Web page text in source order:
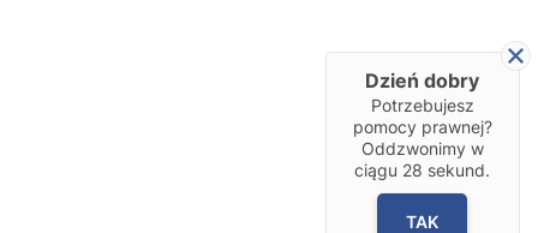
Dzień dobry
Potrzebujesz
pomocy prawnej?
Oddzwonimy w
ciągu 28 sekund.
TAK